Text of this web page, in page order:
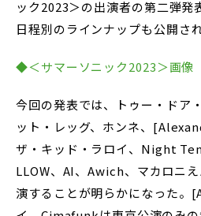
ック2023＞の出演者の第二弾発
日程別のラインナップも公開さ
◆＜サマーソニック2023＞画像
今回の発表では、トゥー・ドア
ット・レッグ、ホンネ、
ザ・キッド・ラロイ、Night
LLOW、AI、Awich、マカロニ
演することが明らかになった